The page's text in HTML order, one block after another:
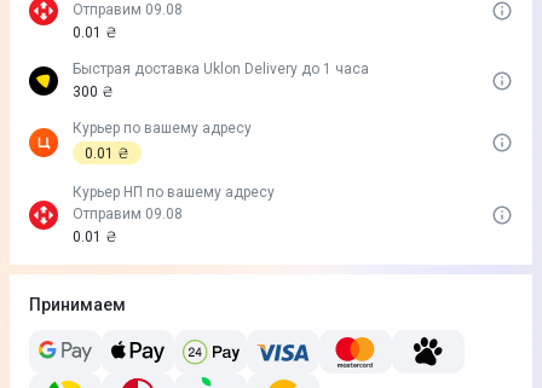
Отправим 09.08
0.01 ₴
Быстрая доставка Uklon Delivery до 1 часа
300 ₴
Курьер по вашему адресу
0.01 ₴
Курьер НП по вашему адресу
Отправим 09.08
0.01 ₴
Принимаем